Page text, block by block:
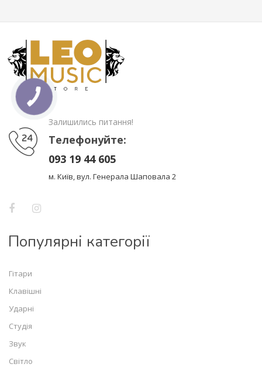
Залишились питання!
Телефонуйте:
093 19 44 605
м. Київ, вул. Генерала Шаповала 2
Популярні категорії
Гітари
Клавішні
Ударні
Студія
Звук
Світло